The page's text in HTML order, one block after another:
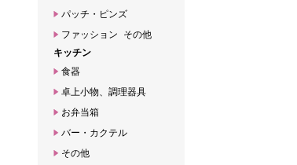
パッチ・ピンズ
ファッション その他
キッチン
食器
卓上小物、調理器具
お弁当箱
バー・カクテル
その他